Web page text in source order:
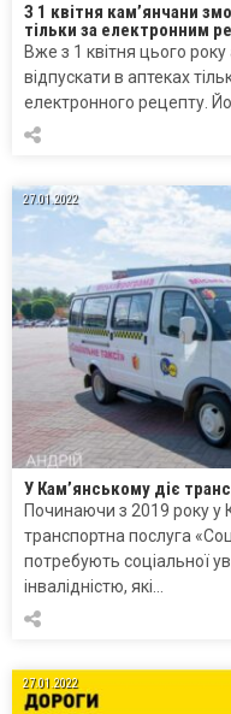
З 1 квітня кам’янчани
тільки за електронним
Вже з 1 квітня цього року
відпускати в аптеках
електронного рецепту.
27.01.2022
У Кам’янському діє
Починаючи з 2019 року у
транспортна послуга
потребують соціальної
інвалідністю, які…
27.01.2022